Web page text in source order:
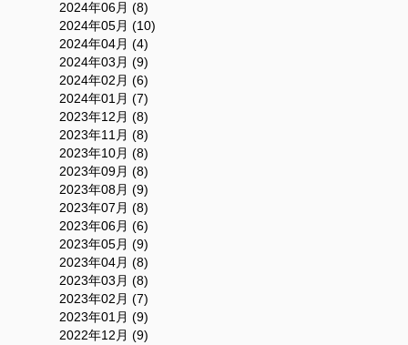
2024年06月 (8)
2024年05月 (10)
2024年04月 (4)
2024年03月 (9)
2024年02月 (6)
2024年01月 (7)
2023年12月 (8)
2023年11月 (8)
2023年10月 (8)
2023年09月 (8)
2023年08月 (9)
2023年07月 (8)
2023年06月 (6)
2023年05月 (9)
2023年04月 (8)
2023年03月 (8)
2023年02月 (7)
2023年01月 (9)
2022年12月 (9)